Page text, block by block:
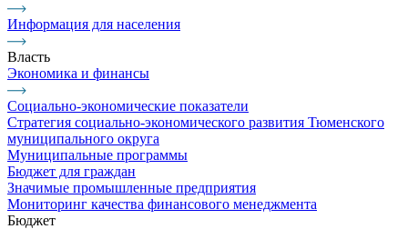
Информация для населения
Власть
Экономика и финансы
Социально-экономические показатели
Стратегия социально-экономического развития Тюменского
муниципального округа
Муниципальные программы
Бюджет для граждан
Значимые промышленные предприятия
Мониторинг качества финансового менеджмента
Бюджет